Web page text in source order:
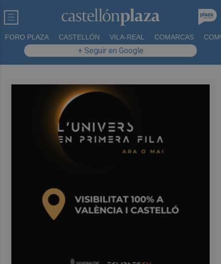
FORO PLAZA CASTELLÓN VILA-REAL COMARCAS
+ Seguir en Google